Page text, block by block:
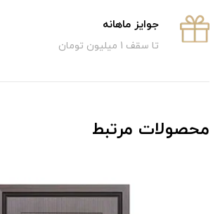
جوایز ماهانه
تا سقف 1 میلیون تومان
محصولات مرتبط